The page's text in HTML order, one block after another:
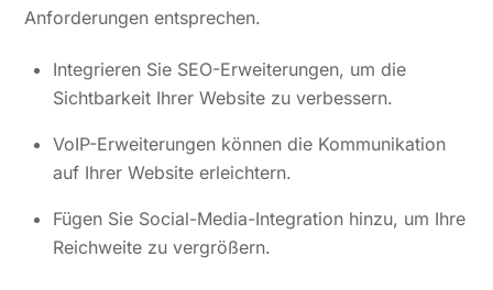
Anforderungen entsprechen.
Integrieren Sie SEO-Erweiterungen, um die
Sichtbarkeit Ihrer Website zu verbessern.
VoIP-Erweiterungen können die Kommunikation
auf Ihrer Website erleichtern.
Fügen Sie Social-Media-Integration hinzu, um Ihre
Reichweite zu vergrößern.